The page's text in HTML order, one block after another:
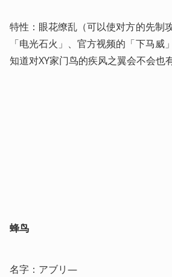
特性：眼花缭乱（可以使对方的先制
「电光石火」、官方视频的「下马威
知道对XY家门鸟的疾风之翼会不会也
蜂鸟
名字：アブリ―